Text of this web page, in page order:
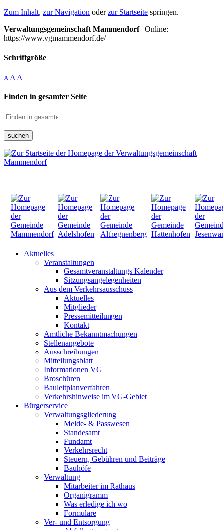
Zum Inhalt, zur Navigation oderzur Startseite springen.
Verwaltungsgemeinschaft Mammendorf| Online:
https://www.vgmammendorf.de/
Schriftgröße
A A A
Finden in gesamter Seite
suchen
Aktuelles
Veranstaltungen
Gesamtveranstaltungs Kalender
Sitzungsangelegenheiten
Aus dem Verkehrsausschuss
Aktuelles
Mitglieder
Pressemitteilungen
Kontakt
Amtliche Bekanntmachungen
Stellenangebote
Ausschreibungen
Mitteilungsblatt
Informationen VG
Broschüren
Bauleitplanverfahren
Verkehrshinweise im VG-Gebiet
Bürgerservice
Verwaltungsgliederung
Melde- & Passwesen
Standesamt
Fundamt
Verkehrsrecht
Steuern, Gebühren und Beiträge
Bauhöfe
Verwaltung
Mitarbeiter im Rathaus
Organigramm
Was erledige ich wo
Formulare
Ver- und Entsorgung